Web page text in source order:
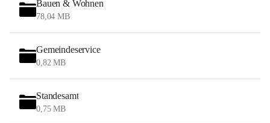
Bauen & Wohnen
78,04 MB
Gemeindeservice
0,82 MB
Standesamt
0,75 MB